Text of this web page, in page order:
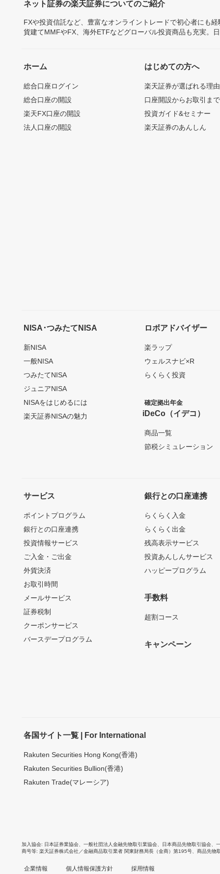
ネット証券の楽天証券についてのご紹介
FXや投資信託など、豊富なオンライントレードで初心者にも
貨建てMMFやFX、海外ETFなどグローバル投資商品も充実。
ホーム
総合口座ログイン
総合口座の開設
楽天FX口座の開設
法人口座の開設
はじめての方へ
楽天証券が選ばれる理由
口座開設からお取引ま
投資ガイド&セミナー
楽天証券のあんしん
NISA･つみたてNISA
新NISA
一般NISA
つみたてNISA
ジュニアNISA
NISAをはじめるには
楽天証券NISAの魅力
ロボアドバイザー
楽ラップ
ウェルスナビ×R
らくらく投資
確定拠出年金
iDeCo（イデコ）
商品一覧
節税シミュレーション
サービス
ポイントプログラム
銀行との口座連携
投資情報サービス
ご入金・ご出金
外貨決済
お取引時間
メールサービス
証券税制
クーポンサービス
バースデープログラム
銀行との口座連携
らくらく入金
らくらく出金
残高表示サービス
投資あんしんサービス
ハッピープログラム
手数料
超割コース
キャンペーン
各国サイト一覧 | For International
Rakuten Securities Hong Kong(香港)
Rakuten Securities Bullion(香港)
Rakuten Trade(マレーシア)
加入協会 日本証券業協会 一般社団法人金融先物取引業協会 日本商品先物取引協会
商号等 楽天証券株式会社／金融商品取引業者 関東財務局長（金商）第195号、商品先物
企業情報 個人情報保護方針 採用情報